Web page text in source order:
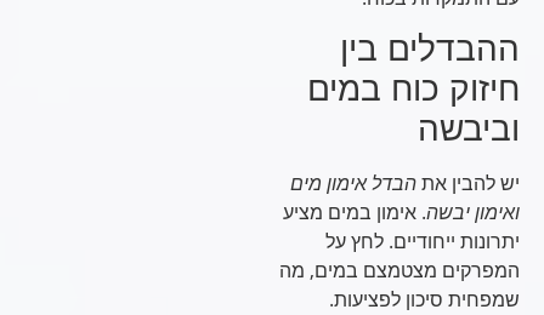
ההבדלים בין
חיזוק כוח במים
וביבשה
יש להבין אתהבדל אימון מים
ואימון יבשה. אימון במים מציע
יתרונות ייחודיים. לחץ על
המפרקים מצטמצם במים, מה
שמפחית סיכון לפציעות.